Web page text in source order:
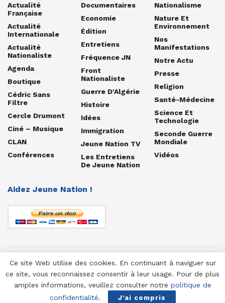
Actualité
Française
Actualité
Internationale
Actualité
Nationaliste
Agenda
Boutique
Cédric Sans
Filtre
Cercle Drumont
Ciné – Musique
CLAN
Conférences
Documentaires
Economie
Édition
Entretiens
Fréquence JN
Front
Nationaliste
Guerre D'Algérie
Histoire
Idées
Immigration
Jeune Nation TV
Les Entretiens
De Jeune Nation
Nationalisme
Nature Et
Environnement
Nos
Manifestations
Notre Actu
Presse
Religion
Santé-Médecine
Science Et
Technologie
Seconde Guerre
Mondiale
Vidéos
Aidez Jeune Nation !
© 1958-2025 Jeune Nation
Ce site Web utilise des cookies. En continuant à naviguer sur
ce site, vous reconnaissez consentir à leur usage. Pour de plus
amples informations, veuillez consulter notre politique de
confidentialité. J'ai compris